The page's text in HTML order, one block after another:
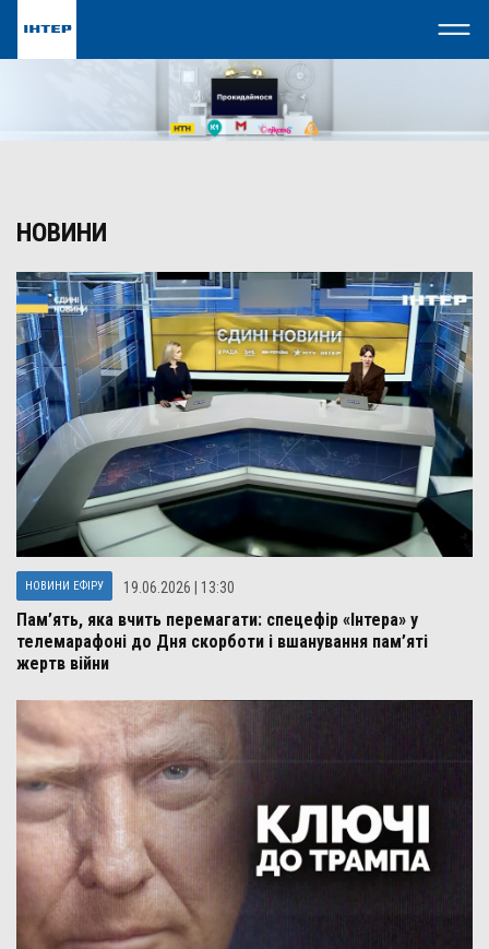
НОВИНИ
НОВИНИ ЕФІРУ 19.06.2026 | 13:30
Пам’ять, яка вчить перемагати: спецефір «Інтера» у
телемарафоні до Дня скорботи і вшанування пам’яті
жертв війни